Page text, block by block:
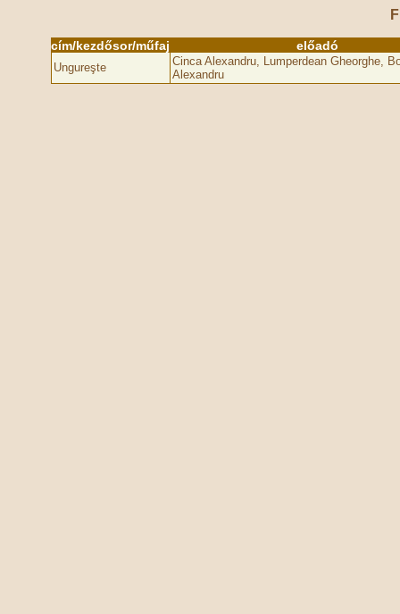
cím/kezdősor/műfaj előadó
Ungureşte
Cinca Alexandru, Lumperdean Gheorghe,
Alexandru